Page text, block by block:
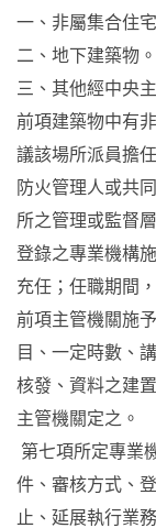
一、非屬集合住
二、地下建築物。
三、其他經中央
前項建築物中有
議該場所派員擔
防火管理人或共
所之管理或監督
登錄之專業機構
充任；任職期間
前項主管機關施
目、一定時數、
核發、資料之建
主管機關定之。
第七項所定專業
件、審核方式、
止、延展執行業